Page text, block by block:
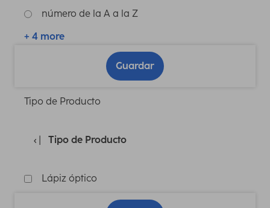
número de la A a la Z
+ 4 more
Guardar
Tipo de Producto
Tipo de Producto
Lápiz óptico